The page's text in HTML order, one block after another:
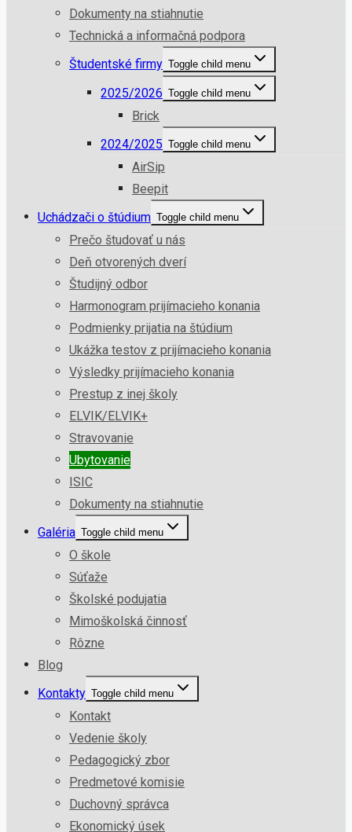
Dokumenty na stiahnutie
Technická a informačná podpora
Študentské firmy Toggle child menu
2025/2026 Toggle child menu
Brick
2024/2025 Toggle child menu
AirSip
Beepit
Uchádzači o štúdium Toggle child menu
Prečo študovať u nás
Deň otvorených dverí
Študijný odbor
Harmonogram prijímacieho konania
Podmienky prijatia na štúdium
Ukážka testov z prijímacieho konania
Výsledky prijímacieho konania
Prestup z inej školy
ELVIK/ELVIK+
Stravovanie
Ubytovanie
ISIC
Dokumenty na stiahnutie
Galéria Toggle child menu
O škole
Súťaže
Školské podujatia
Mimoškolská činnosť
Rôzne
Blog
Kontakty Toggle child menu
Kontakt
Vedenie školy
Pedagogický zbor
Predmetové komisie
Duchovný správca
Ekonomický úsek